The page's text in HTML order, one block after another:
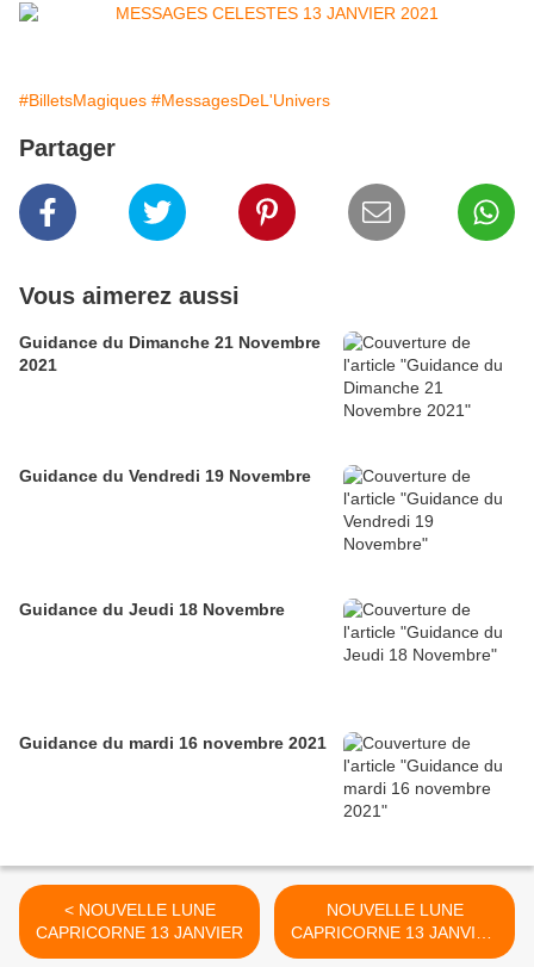
#BilletsMagiques #MessagesDeL'Univers
Partager
Vous aimerez aussi
Guidance du Dimanche 21 Novembre
2021
Guidance du Vendredi 19 Novembre
Guidance du Jeudi 18 Novembre
Guidance du mardi 16 novembre 2021
< NOUVELLE LUNE
CAPRICORNE 13 JANVIER
NOUVELLE LUNE
CAPRICORNE 13 JANVIER
EXPLICATIONS >